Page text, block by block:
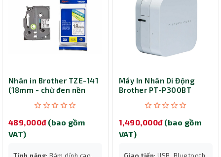
Nhãn in Brother TZE-141
(18mm - chữ đen nền
489,000đ (bao gồm
VAT)
Tính năng: Bám dính cao,
Máy In Nhãn Di Động
Brother PT-P300BT
1,490,000đ (bao gồm
VAT)
Giao tiếp: USB, Bluetooth